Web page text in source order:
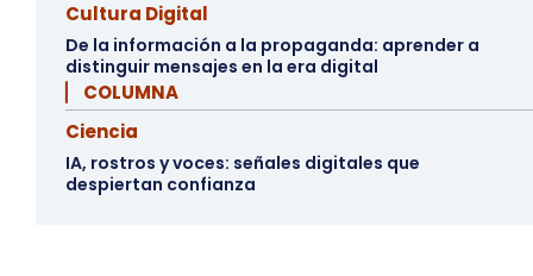
Cultura Digital
De la información a la propaganda: aprender a
distinguir mensajes en la era digital
▏ COLUMNA
Ciencia
IA, rostros y voces: señales digitales que
despiertan confianza